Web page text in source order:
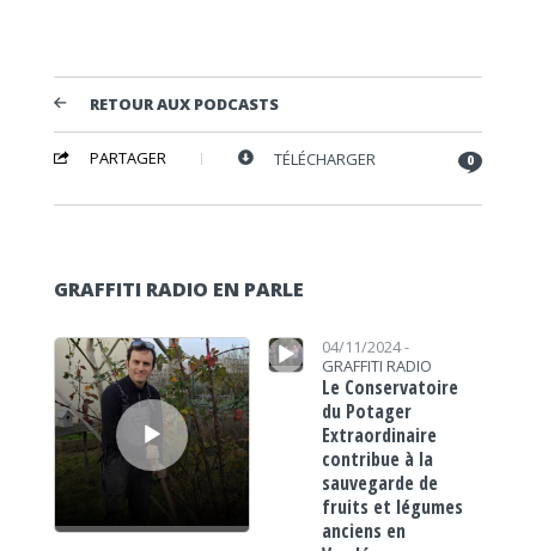
RETOUR AUX PODCASTS
PARTAGER TÉLÉCHARGER 0
GRAFFITI RADIO EN PARLE
Lecteur audio
Lecteur audio
04/11/2024 -
GRAFFITI RADIO
Le Conservatoire
du Potager
Extraordinaire
contribue à la
sauvegarde de
fruits et légumes
anciens en